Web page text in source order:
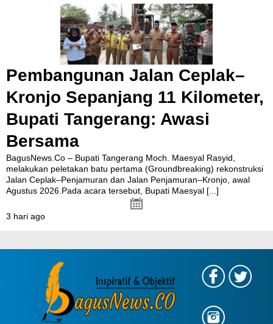
Pembangunan Jalan Ceplak–
Kronjo Sepanjang 11 Kilometer,
Bupati Tangerang: Awasi
Bersama
BagusNews.Co – Bupati Tangerang Moch. Maesyal Rasyid,
melakukan peletakan batu pertama (Groundbreaking) rekonstruksi
Jalan Ceplak–Penjamuran dan Jalan Penjamuran–Kronjo, awal
Agustus 2026.Pada acara tersebut, Bupati Maesyal [...]
3 hari ago